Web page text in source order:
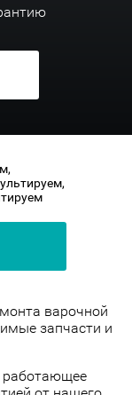
варочной
запчасти и
работающее